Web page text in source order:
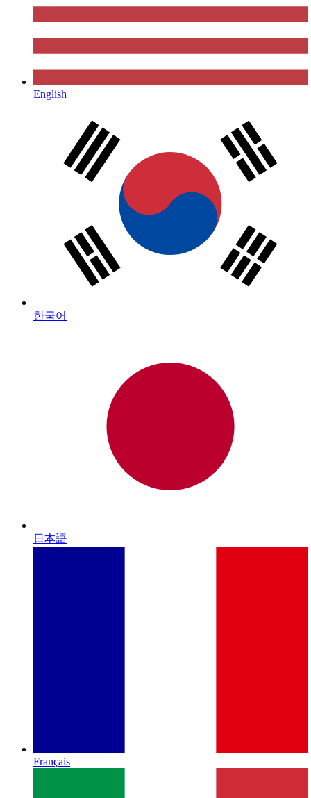
English
한국어
日本語
Français